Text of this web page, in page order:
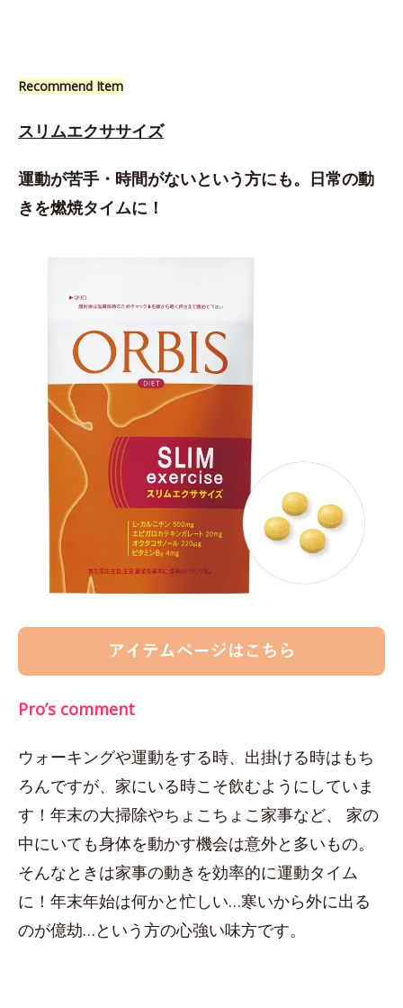
Recommend Item
スリムエクササイズ
運動が苦手・時間がないという方にも。日常の動
きを燃焼タイムに！
Pro’s comment
ウォーキングや運動をする時、出掛ける時はもち
ろんですが、家にいる時こそ飲むようにしていま
す！年末の大掃除やちょこちょこ家事など、 家の
中にいても身体を動かす機会は意外と多いもの。
そんなときは家事の動きを効率的に運動タイム
に！年末年始は何かと忙しい…寒いから外に出る
のが億劫…という方の心強い味方です。